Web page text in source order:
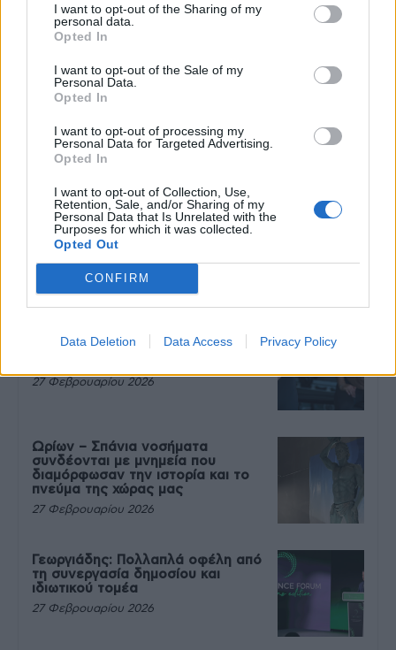
I want to opt-out of the Sharing of my
personal data.
Opted In
I want to opt-out of the Sale of my
Personal Data.
Opted In
I want to opt-out of processing my
Personal Data for Targeted Advertising.
Opted In
I want to opt-out of Collection, Use,
Retention, Sale, and/or Sharing of my
Personal Data that Is Unrelated with the
Purposes for which it was collected.
Opted Out
CONFIRM
Data Deletion Data Access Privacy Policy
Τελευταία Νέα
9 πράγματα που δεν πρέπει να
27 Φεβρουαρίου 2026
Πάνω από 100 μωρά έχουν
γεννηθεί μέσω εξωσωματικής, με
την υποστήριξη της Be-Live
Μεταπροπονητική πείνα: Ο λόγος
που θέλεις να καταβροχθίσεις τα
27 Φεβρουαρίου 2026
Ωρίων – Σπάνια νοσήματα
συνδέονται με μνημεία που
διαμόρφωσαν την ιστορία και το
πνεύμα της χώρας μας
27 Φεβρουαρίου 2026
Γεωργιάδης: Πολλαπλά οφέλη από
τη συνεργασία δημοσίου και
ιδιωτικού τομέα
27 Φεβρουαρίου 2026